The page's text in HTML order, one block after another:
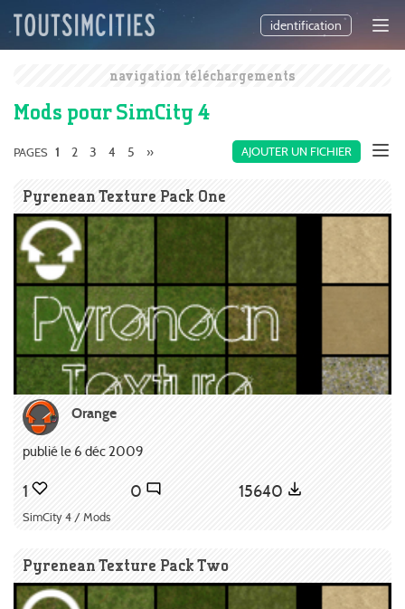
identification
navigation téléchargements
Mods pour SimCity 4
AJOUTER UN FICHIER
PAGES 1 2 3 4 5 »
Pyrenean Texture Pack One
Orange
publié le 6 déc 2009
1 0 15640
SimCity 4 / Mods
Pyrenean Texture Pack Two